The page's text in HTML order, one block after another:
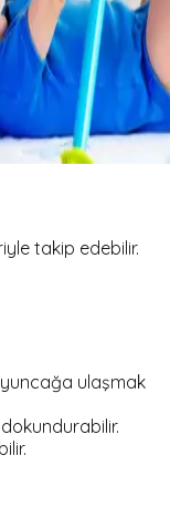
takip edebilir.
ulaşmak